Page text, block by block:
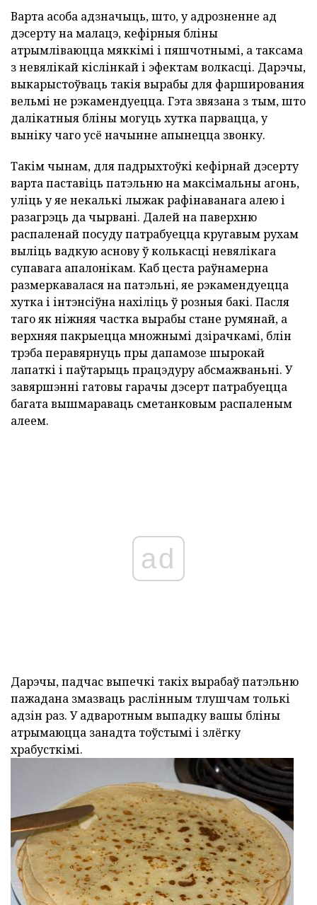
Варта асоба адзначыць, што, у адрозненне ад
дэсерту на малацэ, кефірныя бліны
атрымліваюцца мяккімі і пяшчотнымі, а таксама
з невялікай кіслінкай і эфектам волкасці. Дарэчы,
выкарыстоўваць такія вырабы для фарширования
вельмі не рэкамендуецца. Гэта звязана з тым, што
далікатныя бліны могуць хутка парвацца, у
выніку чаго усё начынне апынецца звонку.
Такім чынам, для падрыхтоўкі кефірнай дэсерту
варта паставіць патэльню на максімальны агонь,
уліць у яе некалькі лыжак рафінаванага алею і
разагрэць да чырвані. Далей на паверхню
распаленай посуду патрабуецца кругавым рухам
выліць вадкую аснову ў колькасці невялікага
супавага апалонікам. Каб цеста раўнамерна
размеркавалася на патэльні, яе рэкамендуецца
хутка і інтэнсіўна нахіліць ў розныя бакі. Пасля
таго як ніжняя частка вырабы стане румянай, а
верхняя пакрыецца множнымі дзірачкамі, блін
трэба перавярнуць пры дапамозе шырокай
лапаткі і паўтарыць працэдуру абсмажваньні. У
завяршэнні гатовы гарачы дэсерт патрабуецца
багата вышмараваць сметанковым распаленым
алеем.
ad
Дарэчы, падчас выпечкі такіх вырабаў патэльню
пажадана змазваць раслінным тлушчам толькі
адзін раз. У адваротным выпадку вашы бліны
атрымаюцца занадта тоўстымі і злёгку
храбусткімі.